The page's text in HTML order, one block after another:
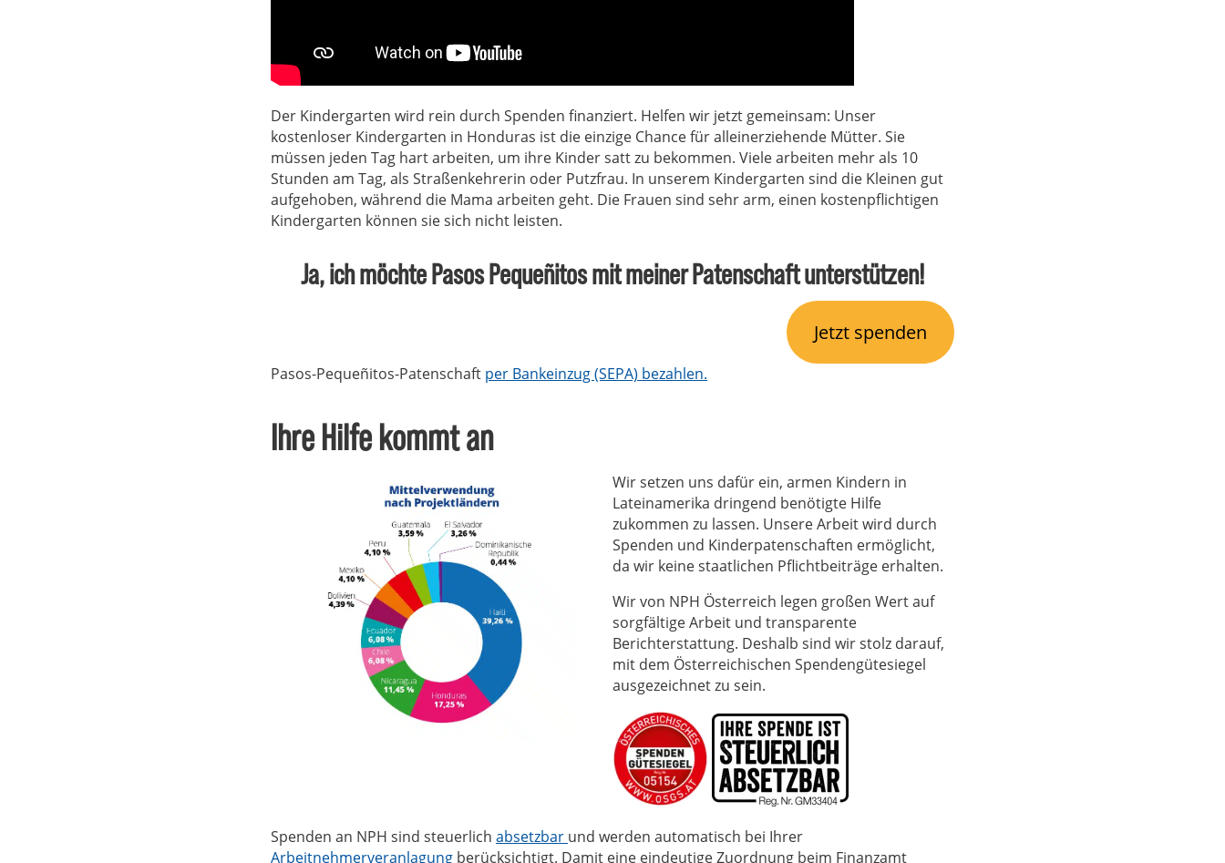
Der Kindergarten wird rein durch Spenden finanziert. Helfen wir jetzt gemeinsam: Unser
kostenloser Kindergarten in Honduras ist die einzige Chance für alleinerziehende Mütter. Sie
müssen jeden Tag hart arbeiten, um ihre Kinder satt zu bekommen. Viele arbeiten mehr als 10
Stunden am Tag, als Straßenkehrerin oder Putzfrau. In unserem Kindergarten sind die Kleinen gut
aufgehoben, während die Mama arbeiten geht. Die Frauen sind sehr arm, einen kostenpflichtigen
Kindergarten können sie sich nicht leisten.
Ja, ich möchte Pasos Pequeñitos mit meiner Patenschaft unterstützen!
Jetzt spenden
Pasos-Pequeñitos-Patenschaft per Bankeinzug (SEPA) bezahlen.
Ihre Hilfe kommt an
Wir setzen uns dafür ein, armen Kindern in
Lateinamerika dringend benötigte Hilfe
zukommen zu lassen. Unsere Arbeit wird durch
Spenden und Kinderpatenschaften ermöglicht,
da wir keine staatlichen Pflichtbeiträge erhalten.
Wir von NPH Österreich legen großen Wert auf
sorgfältige Arbeit und transparente
Berichterstattung. Deshalb sind wir stolz darauf,
mit dem Österreichischen Spendengütesiegel
ausgezeichnet zu sein.
Spenden an NPH sind steuerlich absetzbar und werden automatisch bei Ihrer
Arbeitnehmerveranlagung berücksichtigt. Damit eine eindeutige Zuordnung beim Finanzamt